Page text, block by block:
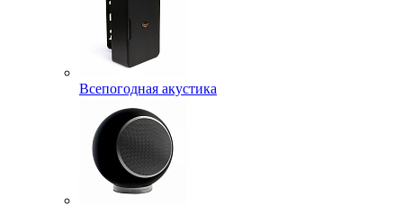
Всепогодная акустика